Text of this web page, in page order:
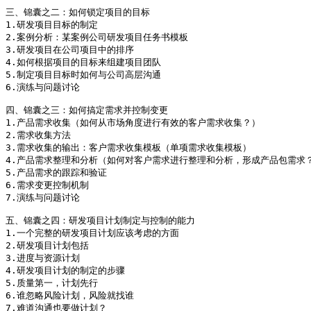
三、锦囊之二：如何锁定项目的目标
1.研发项目目标的制定
2.案例分析：某案例公司研发项目任务书模板
3.研发项目在公司项目中的排序
4.如何根据项目的目标来组建项目团队
5.制定项目目标时如何与公司高层沟通
6.演练与问题讨论
四、锦囊之三：如何搞定需求并控制变更
1.产品需求收集（如何从市场角度进行有效的客户需求收集？）
2.需求收集方法
3.需求收集的输出：客户需求收集模板（单项需求收集模板）
4.产品需求整理和分析（如何对客户需求进行整理和分析，形成产品包需求
5.产品需求的跟踪和验证
6.需求变更控制机制
7.演练与问题讨论
五、锦囊之四：研发项目计划制定与控制的能力
1.一个完整的研发项目计划应该考虑的方面
2.研发项目计划包括
3.进度与资源计划
4.研发项目计划的制定的步骤
5.质量第一，计划先行
6.谁忽略风险计划，风险就找谁
7.难道沟通也要做计划？